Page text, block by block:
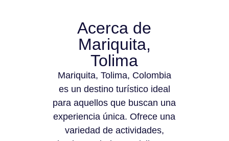
Acerca de
Mariquita,
Tolima
Mariquita, Tolima, Colombia
es un destino turístico ideal
para aquellos que buscan una
experiencia única. Ofrece una
variedad de actividades,